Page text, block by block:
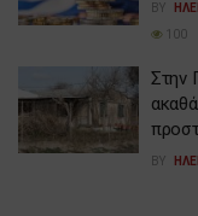
BY
100
Στην
BY